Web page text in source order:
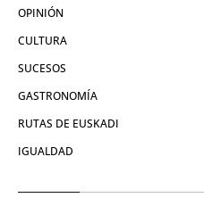
OPINIÓN
CULTURA
SUCESOS
GASTRONOMÍA
RUTAS DE EUSKADI
IGUALDAD